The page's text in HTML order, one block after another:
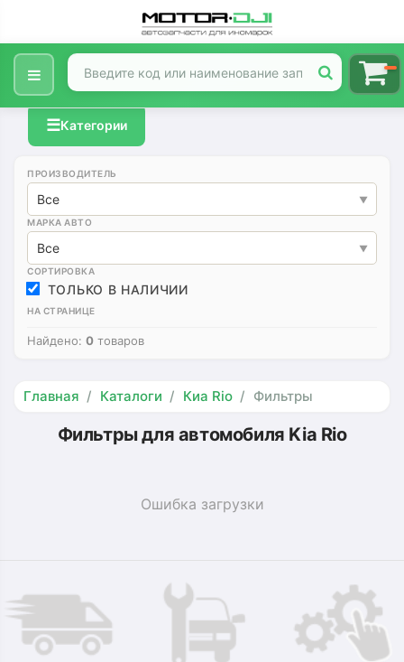
☰Категории
ПРОИЗВОДИТЕЛЬ
Все
МАРКА АВТО
Все
СОРТИРОВКА
ТОЛЬКО В НАЛИЧИИ
НА СТРАНИЦЕ
Найдено: 0 товаров
Главная Каталоги Киа Rio Фильтры
Фильтры для автомобиля Kia Rio
Ошибка загрузки